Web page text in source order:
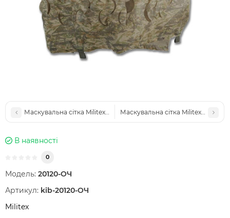
Маскувальна сітка Militex Очерет 8х10м (площа 80 кв.м.)
Маскувальна сітка Militex
В наявності
0
Модель: 20120-ОЧ
Артикул: kib-20120-ОЧ
Militex